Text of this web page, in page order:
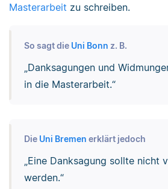
Masterarbeit zu schreiben.
So sagt die Uni Bonn z. B.
„Danksagungen und
in die Masterarbeit.“
Die Uni Bremen erklärt jedoch
„Eine Danksagung sollte nicht
werden.“